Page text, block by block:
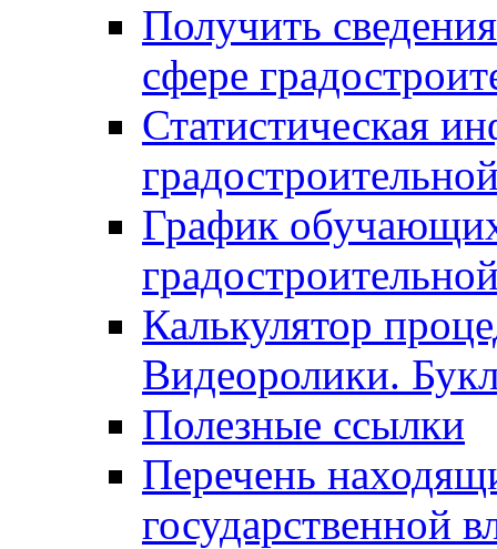
Получить
сфере
Статистическая
График
Калькулятор
Видеоролики.
Полезные ссылки
Перечень
государственной